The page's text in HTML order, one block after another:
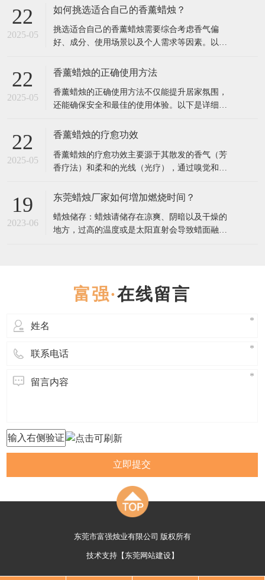
染：石蜡与合成添加剂 （1）石蜡的石油依赖性
Wax），这是石油精炼的副产品，属于不可再生
资源。 燃烧
22
2025-05
如何挑选适合自己的香薰蜡烛？
挑选适合自己的香薰蜡烛需要综合考虑香气偏
好、成分、使用场景以及个人需求等因素。以下
烛： 1. 确定香调偏好 香薰蜡烛的香调通常分为几
茉莉、薰衣草）：舒缓情绪，适合放松或睡前使
用。 果香调（如柑橘、莓果、桃
22
2025-05
香薰蜡烛的正确使用方法
香薰蜡烛的正确使用方法不仅能提升居家氛围，
还能确保安全和最佳的使用体验。以下是详细步
次使用前，用烛芯剪将烛芯修剪至5毫米左右（过
点燃前都检查烛芯长度，保持清洁。 选择合适的
环境 放置在平坦、防火
22
2025-05
香薰蜡烛的疗愈功效
香薰蜡烛的疗愈功效主要源于其散发的香气（芳
香疗法）和柔和的光线（光疗），通过嗅觉和视
型蜡烛的疗愈作用及科学依据： 一、香气疗愈：
质醇（压力激素）水平，缓解焦虑，改善失眠
（研究发表于《Journal
19
2023-06
东莞蜡烛厂家如何増加燃烧时间？
蜡烛储存：蜡烛请储存在凉爽、阴暗以及干燥的
地方，过高的温度或是太阳直射会导致蜡面融
周围的蜡均匀受热，表面完全
在线留言
立即提交
东莞市富强烛业有限公司 版权所有
技术支持【 东莞网站建设】